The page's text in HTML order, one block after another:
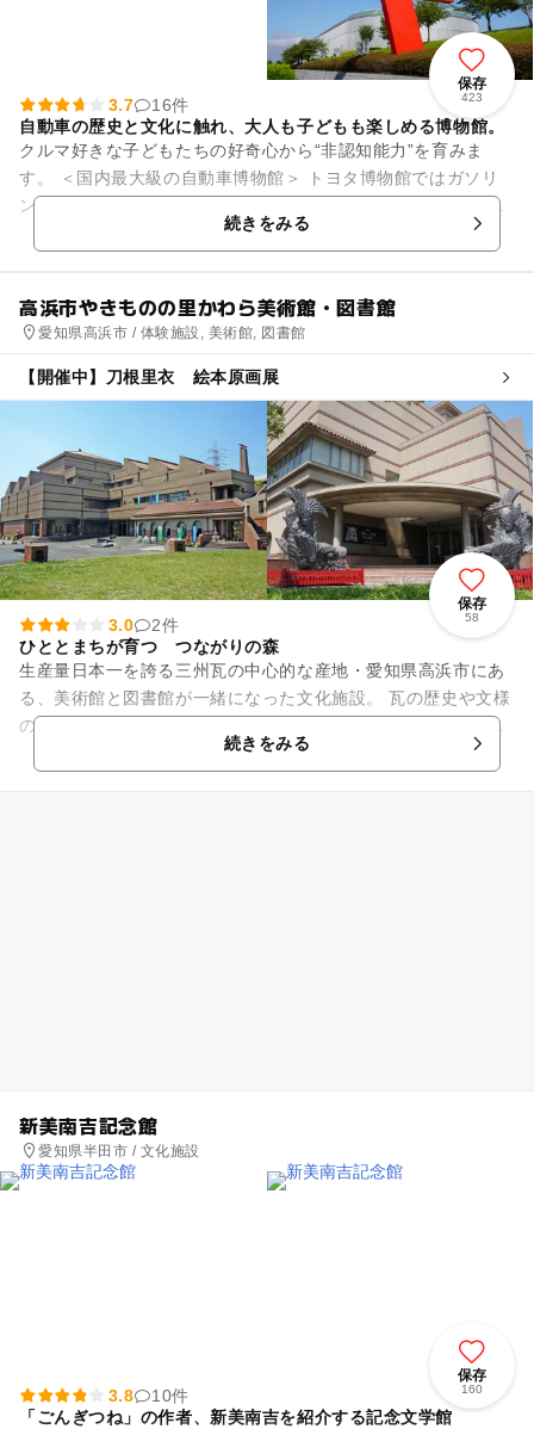
保存
423
3.7
16件
自動車の歴史と文化に触れ、大人も子どもも楽しめる博物館。
クルマ好きな子どもたちの好奇心から“非認知能力”を育みま
す。 ＜国内最大級の自動車博物館＞ トヨタ博物館ではガソリ
ン自動車誕生から現代にいたるまでの日米欧の自動車の歴史
続きをみる
高浜市やきものの里かわら美術館・図書館
愛知県高浜市 / 体験施設, 美術館, 図書館
【開催中】刀根里衣 絵本原画展
保存
58
3.0
2件
ひととまちが育つ つながりの森
生産量日本一を誇る三州瓦の中心的な産地・愛知県高浜市にあ
る、美術館と図書館が一緒になった文化施設。 瓦の歴史や文様
の美しさを紹介する常設展示と、考古、美術、絵本原画など幅
広い分野の展覧会を行い...続きをみる
新美南吉記念館
愛知県半田市 / 文化施設
保存
160
3.8
10件
「ごんぎつね」の作者、新美南吉を紹介する記念文学館